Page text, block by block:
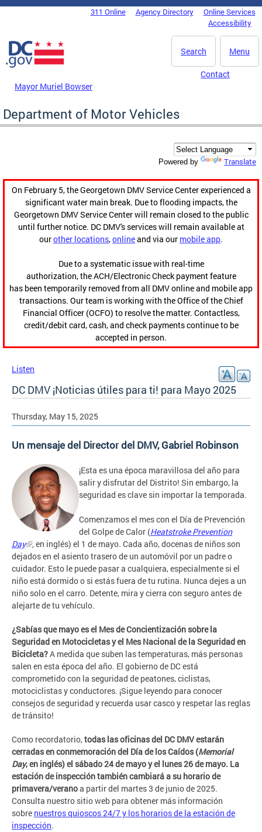
Skip to main content
DC Agency Top Menu311 Online Agency Directory
Online Services
Accessibility
Menu
Search
Mayor Muriel Bowser
Contact
Department of Motor Vehicles
Powered by Translate
On February 5, the Georgetown DMV Service Center experienced a
significant water main break. Due to flooding impacts, the
Georgetown DMV Service Center will remain closed to the public
until further notice. DC DMV's services will remain available at
ourother locations,onlineand via our mobile app.
Due to a systematic issue with real-time
authorization, the ACH/Electronic Check payment feature
has been temporarily removed from all DMV online and mobile app
transactions. Our team is working with the Office of the Chief
Financial Officer (OCFO) to resolve the matter. Contactless,
credit/debit card, cash, and check payments continue to be
accepted in person.
Listen
DC DMV ¡Noticias útiles para ti! para Mayo 2025
Thursday, May 15, 2025
Un mensaje del Director del DMV, Gabriel Robinson
¡Esta es una época maravillosa del año para
salir y disfrutar del Distrito! Sin embargo, la
seguridad es clave sin importar la temporada.
Comenzamos el mes con el Día de Prevención
del Golpe de Calor (Heatstroke Prevention
Day
,en inglés) el 1 de mayo. Cada año, docenas de niños son
dejados en el asiento trasero de un automóvil por un padre o
cuidador. Esto le puede pasar a cualquiera, especialmente si el
niño está dormido o si estás fuera de tu rutina. Nunca dejes a un
niño solo en el carro. Detente, mira y cierra con seguro antes de
alejarte de tu vehículo.
¿Sabías que mayo es el Mes de Concientización sobre la
Seguridad en Motocicletas y el Mes Nacional de la Seguridad en
Bicicleta?A medida que suben las temperaturas, más personas
salen en esta época del año. El gobierno de DC está
comprometido con la seguridad de peatones, ciclistas,
motociclistas y conductores. ¡Sigue leyendo para conocer
consejos de seguridad y recuerda usar casco y respetar las reglas
de tránsito!
Como recordatorio,todas las oficinas del DC DMV estarán
cerradas en conmemoración del Día de los Caídos (Memorial
Day, en inglés) el sábado 24 de mayo y el lunes 26 de mayo. La
estación de inspección también cambiará a su horario de
primavera/veranoa partir del martes 3 de junio de 2025.
Consulta nuestro sitio web para obtener más información
sobre nuestros quioscos 24/7 y los horarios de la estación de
inspección.